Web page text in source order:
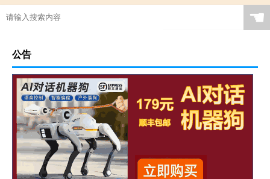
过年在超市做什么活动呢
☚
公告